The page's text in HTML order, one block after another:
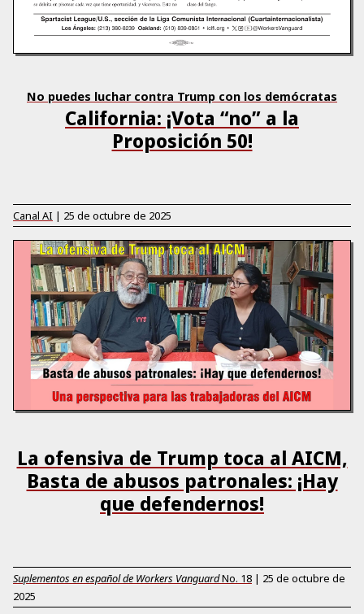
No puedes luchar contra Trump con los demócratas
California: ¡Vota “no” a la
Proposición 50!
Canal AI | 25 de octubre de 2025
La ofensiva de Trump toca al AICM,
Basta de abusos patronales: ¡Hay
que defendernos!
Suplementos en español de Workers VanguardNo. 18 | 25 de octubre de
2025